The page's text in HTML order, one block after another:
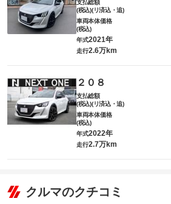
支払総額
(税込)(リ済込・追)
車両本体価格
(税込)
年式2021年
走行2.6万km
２０８
支払総額
(税込)(リ済込・追)
車両本体価格
(税込)
年式2022年
走行2.7万km
クルマのクチコミ